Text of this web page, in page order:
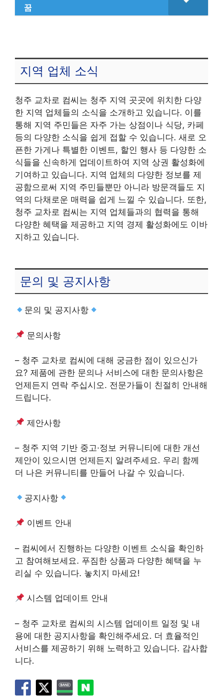
꿈
지역 업체 소식
청주 교차로 컴씨는 청주 지역 곳곳에 위치한 다양
한 지역 업체들의 소식을 소개하고 있습니다. 이를
통해 지역 주민들은 자주 가는 상점이나 식당, 카페
등의 다양한 소식을 쉽게 접할 수 있습니다. 새로 오
픈한 가게나 특별한 이벤트, 할인 행사 등 다양한 소
식들을 신속하게 업데이트하여 지역 상권 활성화에
기여하고 있습니다. 지역 업체의 다양한 정보를 제
공함으로써 지역 주민들뿐만 아니라 방문객들도 지
역의 다채로운 매력을 쉽게 느낄 수 있습니다. 또한,
청주 교차로 컴씨는 지역 업체들과의 협력을 통해
다양한 혜택을 제공하고 지역 경제 활성화에도 이바
지하고 있습니다.
문의 및 공지사항
문의 및 공지사항
문의사항
– 청주 교차로 컴씨에 대해 궁금한 점이 있으신가
요? 제품에 관한 문의나 서비스에 대한 문의사항은
언제든지 연락 주십시오. 전문가들이 친절히 안내해
드립니다.
제안사항
– 청주 지역 기반 중고·정보 커뮤니티에 대한 개선
제안이 있으시면 언제든지 알려주세요. 우리 함께
더 나은 커뮤니티를 만들어 나갈 수 있습니다.
공지사항
이벤트 안내
– 컴씨에서 진행하는 다양한 이벤트 소식을 확인하
고 참여해보세요. 푸짐한 상품과 다양한 혜택을 누
리실 수 있습니다. 놓치지 마세요!
시스템 업데이트 안내
– 청주 교차로 컴씨의 시스템 업데이트 일정 및 내
용에 대한 공지사항을 확인해주세요. 더 효율적인
서비스를 제공하기 위해 노력하고 있습니다. 감사합
니다.